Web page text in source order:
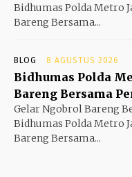
Bidhumas Polda Metro
Bareng Bersama...
BLOG 8 AGUSTUS 2026
Bidhumas Polda
Bareng Bersama
Gelar Ngobrol Bareng
Bidhumas Polda Metro
Bareng Bersama...